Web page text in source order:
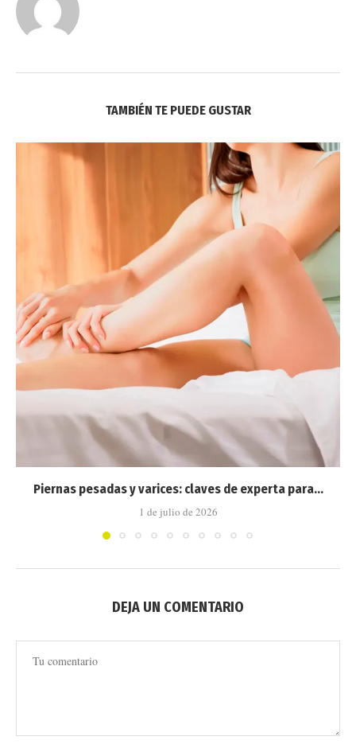
TAMBIÉN TE PUEDE GUSTAR
Piernas pesadas y varices: claves de experta para...
1 de julio de 2026
DEJA UN COMENTARIO